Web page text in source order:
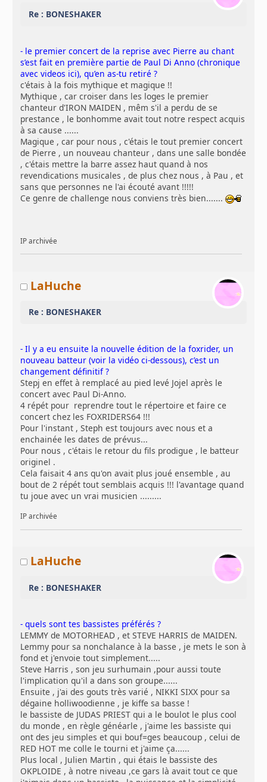
Re : BONESHAKER
- le premier concert de la reprise avec Pierre au chant
s’est fait en première partie de Paul Di Anno (chronique
avec videos ici), qu’en as-tu retiré ?
c'étais à la fois mythique et magique !!
Mythique , car croiser dans les loges le premier
chanteur d'IRON MAIDEN , mêm s'il a perdu de se
prestance , le bonhomme avait tout notre respect acquis
à sa cause ......
Magique , car pour nous , c'étais le tout premier concert
de Pierre , un nouveau chanteur , dans une salle bondée
, c'étais mettre la barre assez haut quand à nos
revendications musicales , de plus chez nous , à Pau , et
sans que personnes ne l'ai écouté avant !!!!!
Ce genre de challenge nous conviens très bien.......
IP archivée
LaHuche
Re : BONESHAKER
- Il y a eu ensuite la nouvelle édition de la foxrider, un
nouveau batteur (voir la vidéo ci-dessous), c’est un
changement définitif ?
Stepj en effet à remplacé au pied levé Jojel après le
concert avec Paul Di-Anno.
4 répét pour reprendre tout le répertoire et faire ce
concert chez les FOXRIDERS64 !!!
Pour l'instant , Steph est toujours avec nous et a
enchainée les dates de prévus...
Pour nous , c'étais le retour du fils prodigue , le batteur
originel .
Cela faisait 4 ans qu'on avait plus joué ensemble , au
bout de 2 répét tout semblais acquis !!! l'avantage quand
tu joue avec un vrai musicien .........
IP archivée
LaHuche
Re : BONESHAKER
- quels sont tes bassistes préférés ?
LEMMY de MOTORHEAD , et STEVE HARRIS de MAIDEN.
Lemmy pour sa nonchalance à la basse , je mets le son à
fond et j'envoie tout simplement.....
Steve Harris , son jeu surhumain ,pour aussi toute
l'implication qu'il a dans son groupe......
Ensuite , j'ai des gouts très varié , NIKKI SIXX pour sa
dégaine holliwoodienne , je kiffe sa basse !
le bassiste de JUDAS PRIEST qui a le boulot le plus cool
du monde , en règle généarle , j'aime les bassiste qui
ont des jeu simples et qui bouf=ges beaucoup , celui de
RED HOT me colle le tourni et j'aime ça......
Plus local , Julien Martin , qui étais le bassiste des
OKPLOIDE , à notre niveau ,ce gars là avait tout ce que